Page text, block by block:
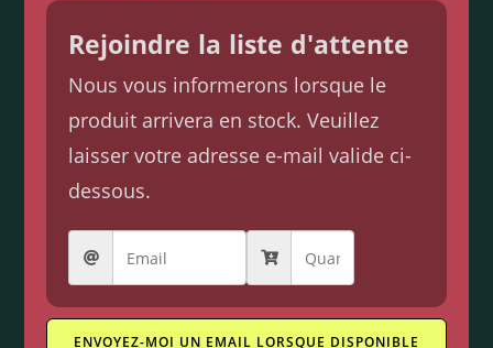
Rejoindre la liste d'attente
Nous vous informerons lorsque le
produit arrivera en stock. Veuillez
laisser votre adresse e-mail valide ci-
dessous.
ENVOYEZ-MOI UN EMAIL LORSQUE DISPONIBLE